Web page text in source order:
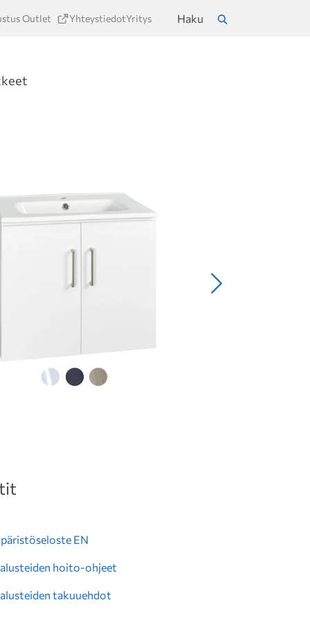
Outlet YhteystiedotYritys
Haku
Seuraava
EN
hoito-ohjeet
takuuehdot